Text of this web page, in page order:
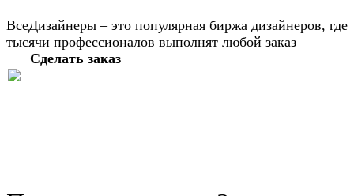
ВсеДизайнеры – это популярная биржа дизайнеров, где
тысячи профессионалов выполнят любой заказ
Сделать заказ